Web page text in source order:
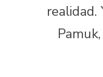
realidad.